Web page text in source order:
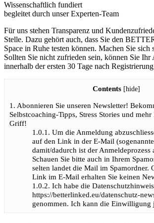
Wissenschaftlich fundiert
begleitet durch unser Experten-Team
Für uns stehen Transparenz und
Stelle. Dazu gehört auch, dass Sie den
Space in Ruhe testen können. Machen Sie sich
Sollten Sie nicht zufrieden sein, können Sie Ihr
innerhalb der ersten 30 Tage nach
Contents [hide]
1. Abonnieren Sie unseren Newsletter!
Selbstcoaching-Tipps, Stress Stories und
Griff!
1.0.1. Um die Anmeldung
auf den Link in der E-Mail
damit/dadurch ist der Anmeldeprozess
Schauen Sie bitte auch in Ihrem
selten landet die Mail im Spamordner.
Link im E-Mail erhalten Sie keinen
1.0.2. Ich habe die
https://betterlinked.eu/datenschutz-
genommen. Ich kann die Einwilligung